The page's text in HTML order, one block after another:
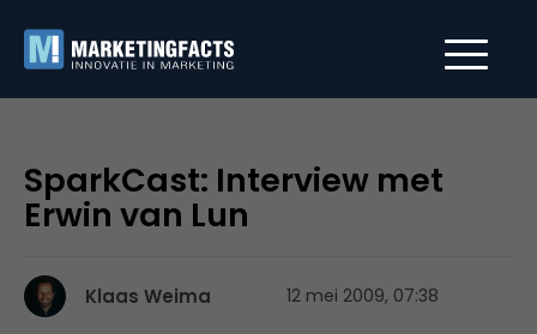
SparkCast: Interview met
Erwin van Lun
Klaas Weima 12 mei 2009, 07:38